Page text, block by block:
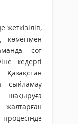
көмегімен
сот
кедергі
сыйламау